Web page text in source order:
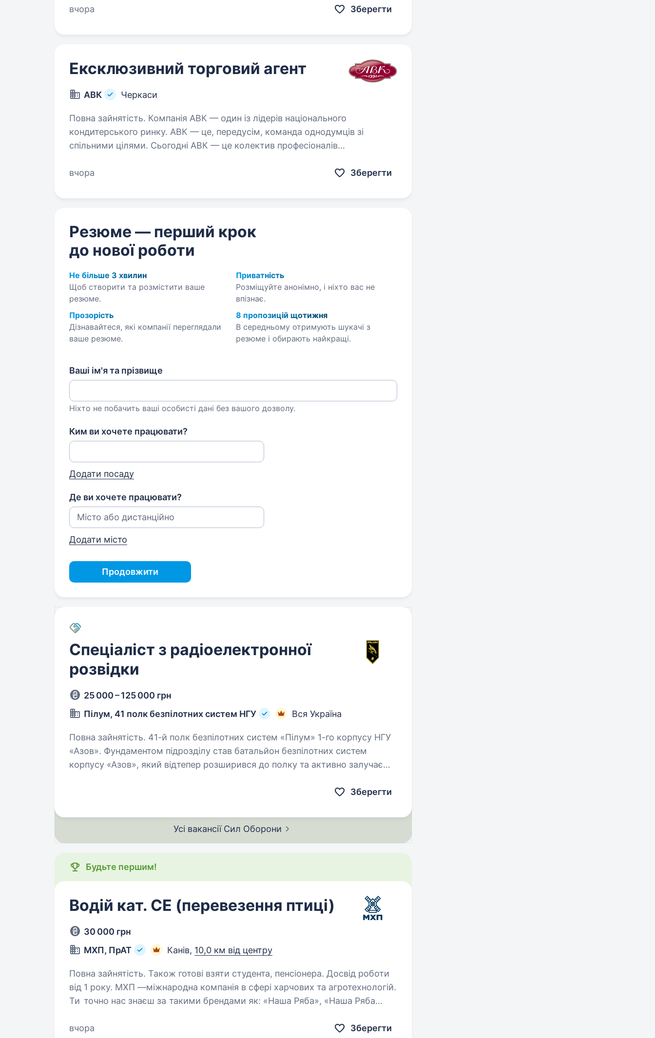
вчора
Зберегти
Ексклюзивний торговий агент
АВК Черкаси
Повна зайнятість. Компанія АВК — один із лідерів національного
кондитерського ринку. АВК — це, передусім, команда однодумців зі
спільними цілями. Сьогодні АВК — це колектив професіоналів
вчора
Зберегти
Резюме — перший крок
до нової роботи
Не більше 3 хвилин
Щоб створити та розмістити ваше
резюме.
Приватність
Розміщуйте анонімно, і ніхто вас не
впізнає.
Прозорість
Дізнавайтеся, які компанії переглядали
ваше резюме.
8 пропозицій щотижня
В середньому отримують шукачі з
резюме і обирають найкращі.
Ваші ім'я та прізвище
Ніхто не побачить ваші особисті дані без вашого дозволу.
Ким ви хочете працювати?
Додати посаду
Де ви хочете працювати?
Додати місто
Продовжити
Спеціаліст з радіоелектронної
розвідки
25 000 – 125 000 грн
Пілум, 41 полк безпілотних систем НГУ
Вся Україна
Повна зайнятість. 41-й полк безпілотних систем «Пілум» 1-го корпусу НГУ
«Азов». Фундаментом підрозділу став батальйон безпілотних систем
корпусу «Азов», який відтепер розширився до полку та активно залучає
Зберегти
Усі вакансії Сил Оборони
Будьте першим!
Водій кат. СЕ (перевезення птиці)
30 000 грн
МХП, ПрАТ
Канів, 10,0 км від центру
Повна зайнятість. Також готові взяти студента, пенсіонера. Досвід роботи
від 1 року. МХП —міжнародна компанія в сфері харчових та агротехнологій.
Ти точно нас знаєш за такими брендами як: «Наша Ряба», «Наша Ряба
кращих роботодавців…
вчора Зберегти